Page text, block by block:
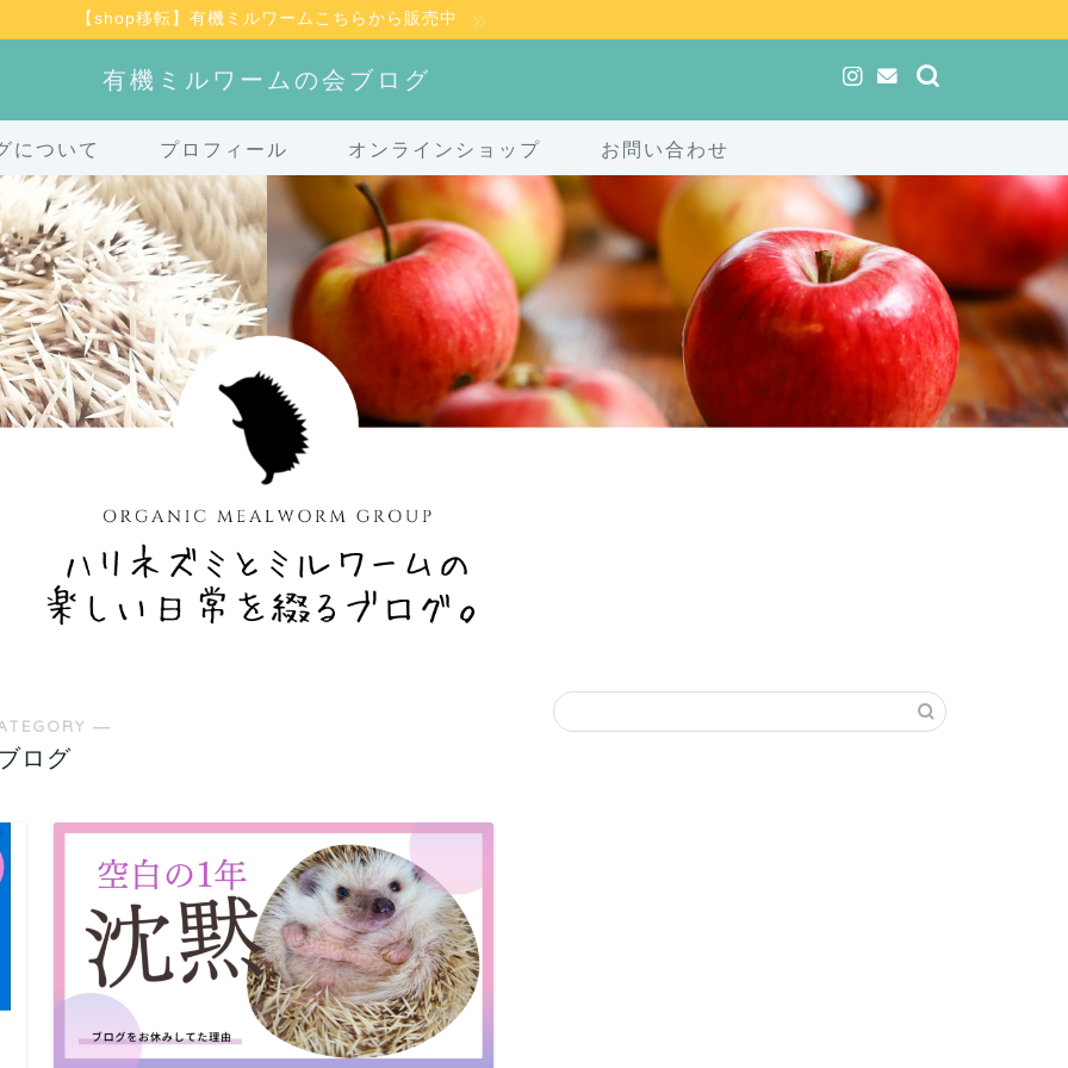
【shop移転】有機ミルワームこちらから販売中
有機ミルワームの会ブログ
について プロフィール オンラインショップ お問い合わせ
―
ログ